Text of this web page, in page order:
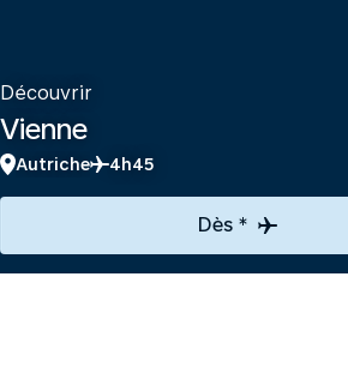
Découvrir
Vienne
Autriche 4h45
Dès *